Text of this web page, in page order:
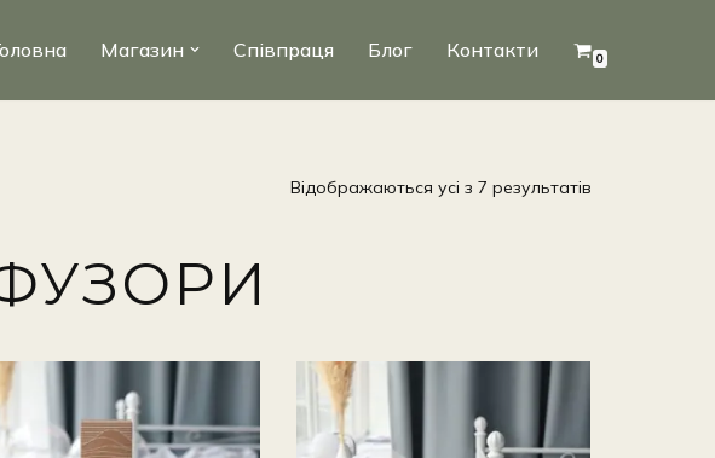
Магазин Співпраця Блог Контакти 0
Відображаються усі з 7 результатів